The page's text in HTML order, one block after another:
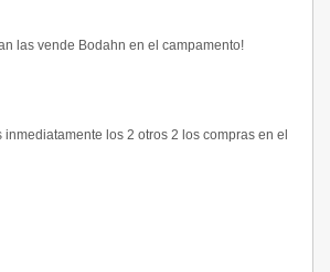
las vende Bodahn en el campamento!
los 2 otros 2 los compras en el